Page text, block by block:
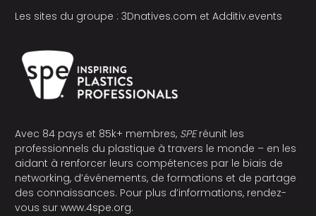
Les sites du groupe : 3Dnatives.com et Additiv.events
Avec 84 pays et 85k+ membres, SPEréunit les
professionnels du plastique à travers le monde – en les
aidant à renforcer leurs compétences par le biais de
networking, d’événements, de formations et de partage
des connaissances. Pour plus d’informations, rendez-
vous sur www.4spe.org.